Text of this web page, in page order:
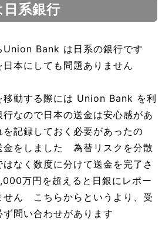
系銀行
Union Bank は日系の銀行です
日本にしても問題ありません
移動する際には Union Bank を利
なので日本の送金は安心感があ
記録しておく必要があったの
金をしました 為替リスクを分散
なく数度に分けて送金を完了さ
万円を超えると日銀にレポー
せん こちらからというより、受
問い合わせがあります